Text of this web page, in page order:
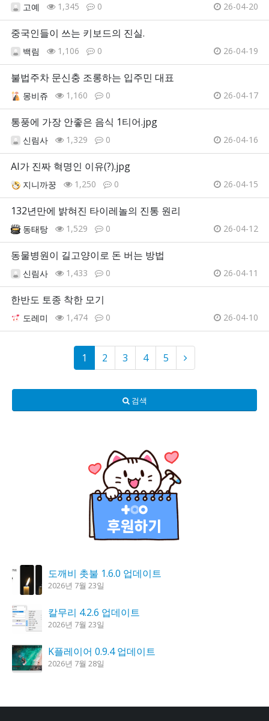
고예 1,345 0 26-04-20
중국인들이 쓰는 키보드의 진실.
백림 1,106 0 26-04-19
불법주차 문신충 조롱하는 입주민 대표
몽비쥬 1,160 0 26-04-17
통풍에 가장 안좋은 음식 1티어.jpg
신림사 1,329 0 26-04-16
AI가 진짜 혁명인 이유(?).jpg
지니까꿍 1,250 0 26-04-15
132년만에 밝혀진 타이레놀의 진통 원리
동태탕 1,529 0 26-04-12
동물병원이 길고양이로 돈 버는 방법
신림사 1,433 0 26-04-11
한반도 토종 착한 모기
도레미 1,474 0 26-04-10
1 2 3 4 5
검색
도깨비 촛불 1.6.0 업데이트
2026년 7월 23일
칼무리 4.2.6 업데이트
2026년 7월 23일
K플레이어 0.9.4 업데이트
2026년 7월 28일